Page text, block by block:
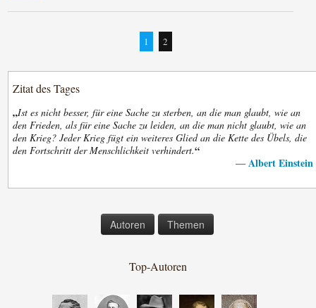
1 2
Zitat des Tages
„Ist es nicht besser, für eine Sache zu sterben, an die man glaubt, wie an
den Frieden, als für eine Sache zu leiden, an die man nicht glaubt, wie an
den Krieg? Jeder Krieg fügt ein weiteres Glied an die Kette des Übels, die
den Fortschritt der Menschlichkeit verhindert.“
— Albert Einstein
Autoren Themen
Top-Autoren